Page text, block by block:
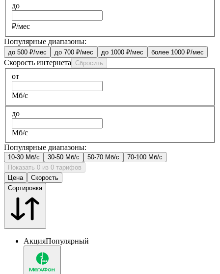
до
₽/мес
Популярные диапазоны:
до 500 ₽/мес до 700 ₽/мес до 1000 ₽/мес более 1000 ₽/мес
Скорость интернета Сбросить
от
Мб/с
до
Мб/с
Популярные диапазоны:
10-30 Мб/с 30-50 Мб/с 50-70 Мб/с
70-100 Мб/с
Показать 0 из 0 тарифов
Цена
Скорость
Сортировка
АкцияПопулярный